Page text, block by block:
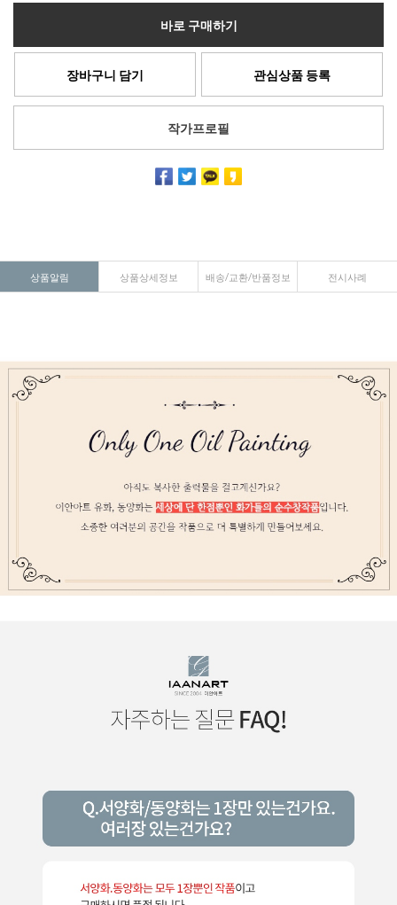
바로 구매하기
장바구니 담기 관심상품 등록
작가프로필
상품알림 상품상세정보 배송/교환/반품정보 전시사례